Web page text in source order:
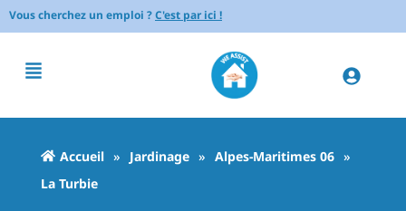
Vous cherchez un emploi ?C'est par ici !
Accueil » Jardinage » Alpes-Maritimes 06 »
La Turbie